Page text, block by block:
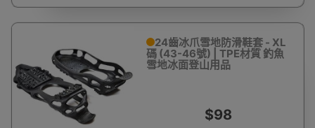
24齒冰爪雪地防滑鞋套 - XL
碼 (43-46號) | TPE材質 釣魚
雪地冰面登山用品
$98